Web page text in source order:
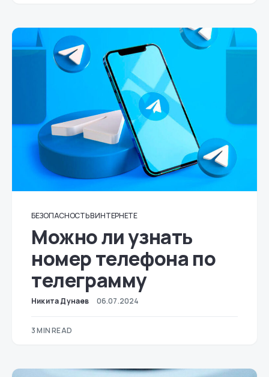
БЕЗОПАСНОСТЬ В ИНТЕРНЕТЕ
Можно ли узнать
номер телефона по
телеграмму
Никита Дунаев 06.07.2024
3 MIN READ